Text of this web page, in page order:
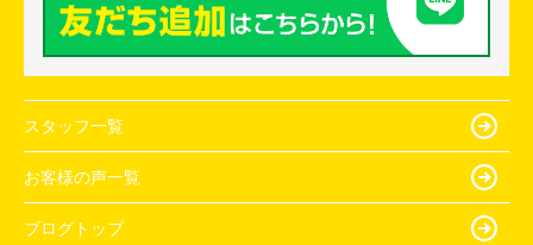
スタッフ一覧
お客様の声一覧
ブログトップ